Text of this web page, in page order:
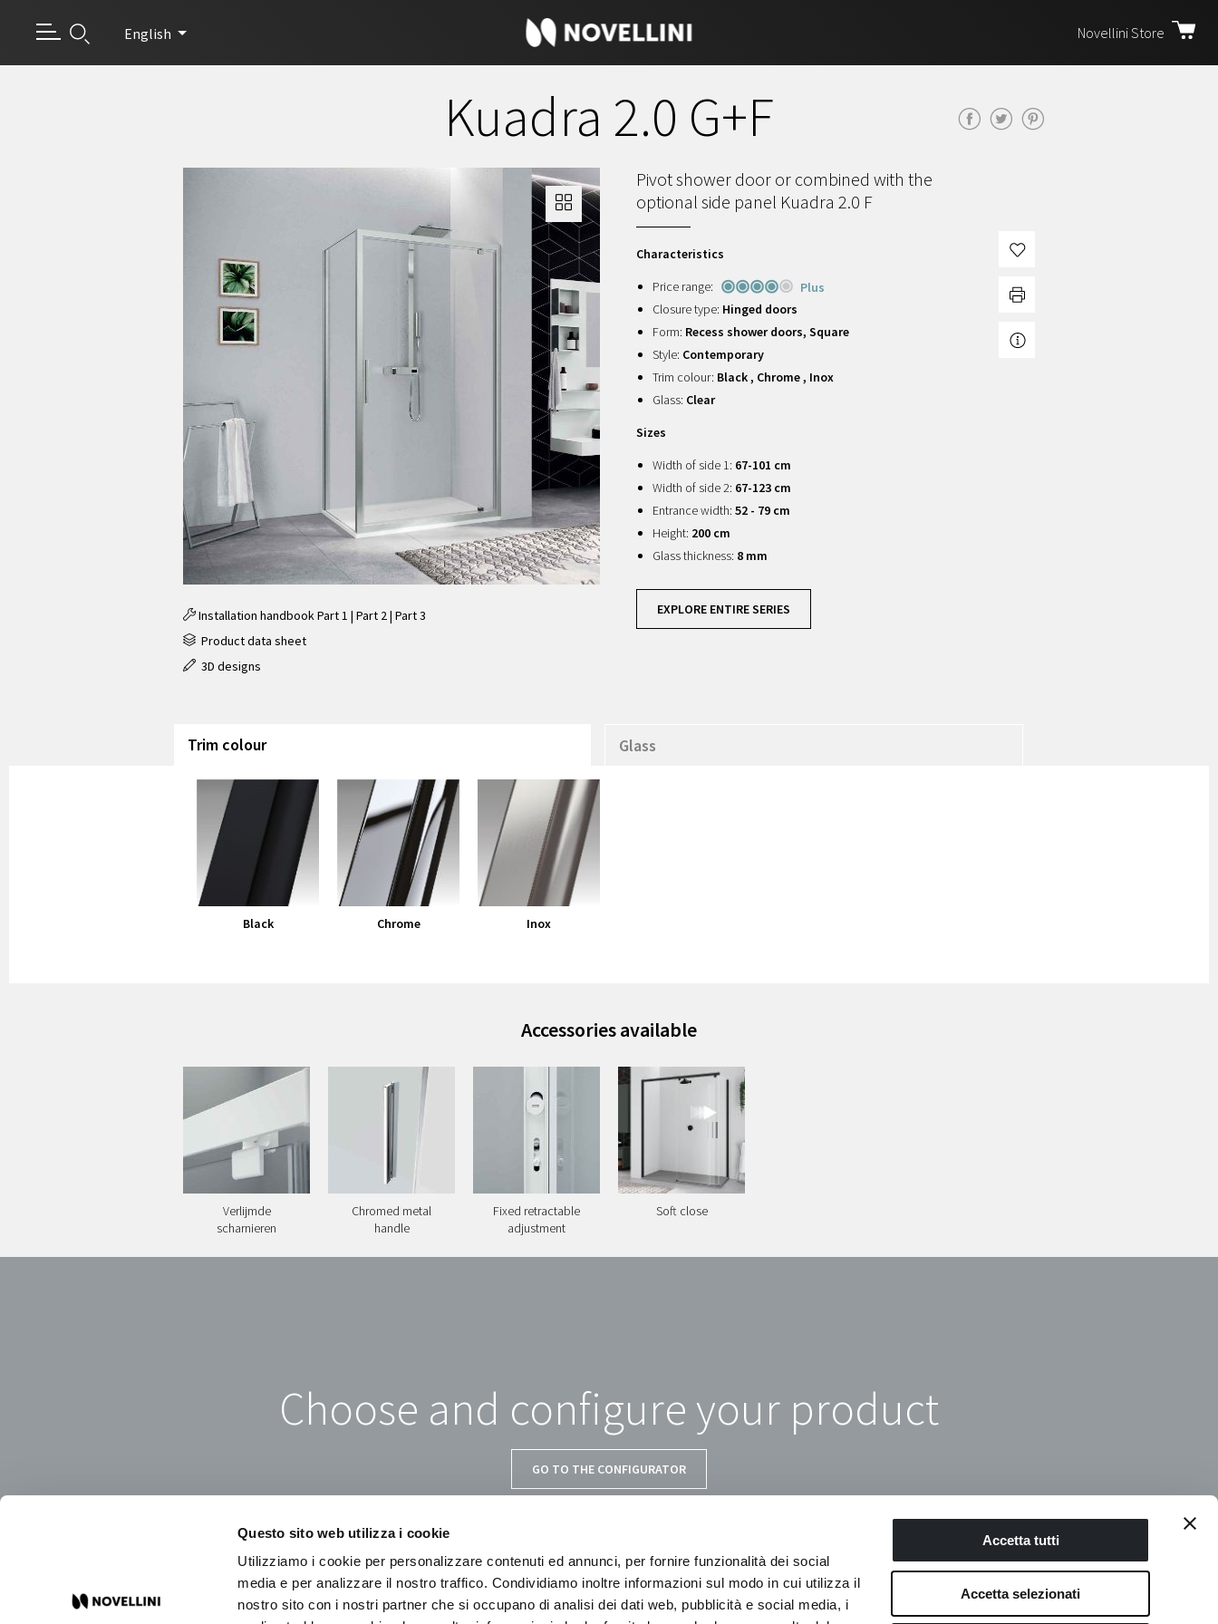
Questo sito web utilizza i cookie
Utilizziamo i cookie per personalizzare contenuti ed annunci, per fornire funzionalità dei social
media e per analizzare il nostro traffico. Condividiamo inoltre informazioni sul modo in cui utilizza il
nostro sito con i nostri partner che si occupano di analisi dei dati web, pubblicità e social media, i
Accetta tutti
Accetta selezionati
English Novellini Store
Kuadra 2.0 G+F
Installation handbook Part 1 | Part 2 | Part 3
Product data sheet
3D designs
Pivot shower door or combined with the
optional side panel Kuadra 2.0 F
Characteristics
Price range:
Plus
Closure type: Hinged doors
Form: Recess shower doors, Square
Style: Contemporary
Trim colour: Black , Chrome , Inox
Glass: Clear
Sizes
Width of side 1: 67-101 cm
Width of side 2: 67-123 cm
Entrance width: 52 - 79 cm
Height: 200 cm
Glass thickness: 8 mm
EXPLORE ENTIRE SERIES
Trim colour Glass
Black Chrome Inox
Accessories available
Verlijmde
scharnieren
Chromed metal
handle
Fixed retractable
adjustment
Soft close
Choose and configure your product
GO TO THE CONFIGURATOR